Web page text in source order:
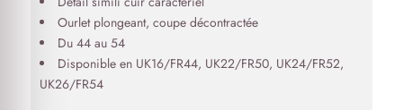
Ourlet plongeant, coupe décontractée
Du 44 au 54
Disponible en UK16/FR44, UK22/FR50, UK24/FR52,
UK26/FR54